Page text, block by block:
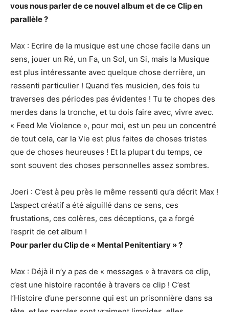
vous nous parler de ce nouvel album et de ce Clip en
parallèle ?
Max : Ecrire de la musique est une chose facile dans un
sens, jouer un Ré, un Fa, un Sol, un Si, mais la Musique
est plus intéressante avec quelque chose derrière, un
ressenti particulier ! Quand t’es musicien, des fois tu
traverses des périodes pas évidentes ! Tu te chopes des
merdes dans la tronche, et tu dois faire avec, vivre avec.
« Feed Me Violence », pour moi, est un peu un concentré
de tout cela, car la Vie est plus faites de choses tristes
que de choses heureuses ! Et la plupart du temps, ce
sont souvent des choses personnelles assez sombres.
Joeri : C’est à peu près le même ressenti qu’a décrit Max !
L’aspect créatif a été aiguillé dans ce sens, ces
frustations, ces colères, ces déceptions, ça a forgé
l’esprit de cet album !
Pour parler du Clip de « Mental Penitentiary » ?
Max : Déjà il n’y a pas de « messages » à travers ce clip,
c’est une histoire racontée à travers ce clip ! C’est
l’Histoire d’une personne qui est un prisonnière dans sa